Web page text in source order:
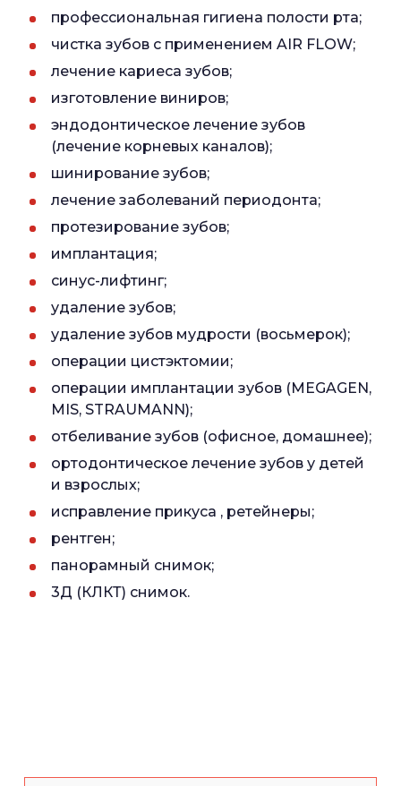
профессиональная гигиена полости рта;
чистка зубов с применением AIR FLOW;
лечение кариеса зубов;
изготовление виниров;
эндодонтическое лечение зубов
(лечение корневых каналов);
шинирование зубов;
лечение заболеваний периодонта;
протезирование зубов;
имплантация;
синус-лифтинг;
удаление зубов;
удаление зубов мудрости (восьмерок);
операции цистэктомии;
операции имплантации зубов (MEGAGEN,
MIS, STRAUMANN);
отбеливание зубов (офисное, домашнее);
ортодонтическое лечение зубов у детей
и взрослых;
исправление прикуса , ретейнеры;
рентген;
панорамный снимок;
3Д (КЛКТ) снимок.